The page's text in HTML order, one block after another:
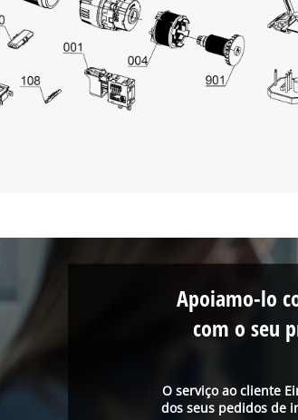
O serviço ao cliente
dos seus pedidos de
Apoiamo-lo
com o seu